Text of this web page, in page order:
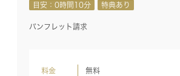
目安：0時間10分 特典あり
パンフレット請求
料金 無料